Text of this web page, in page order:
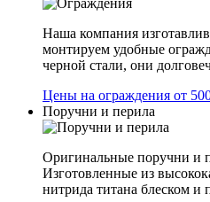
Наша компания
монтируем удобные
черной стали, они
Цены на ограждения от
Поручни и перила
Оригинальные поручни и
Изготовленные из
нитрида титана блеском и